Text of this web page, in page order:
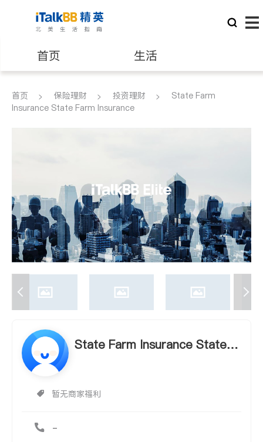
首页 生活
医生 律师
养老 非盈利组织
首页 保险理财 投资理财
State Farm
Insurance State Farm Insurance
State Farm Insurance State F
暂无商家福利
-